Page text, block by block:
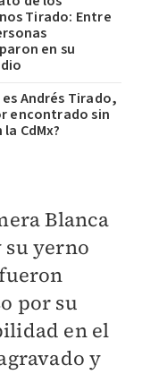
Tirado: Entre
en su
es Andrés Tirado,
encontrado sin
CdMx?
Blanca
su yerno
por su
en el
y